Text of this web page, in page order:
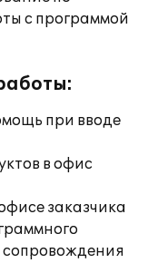
с программой
при вводе
в офис
заказчика
сопровождения